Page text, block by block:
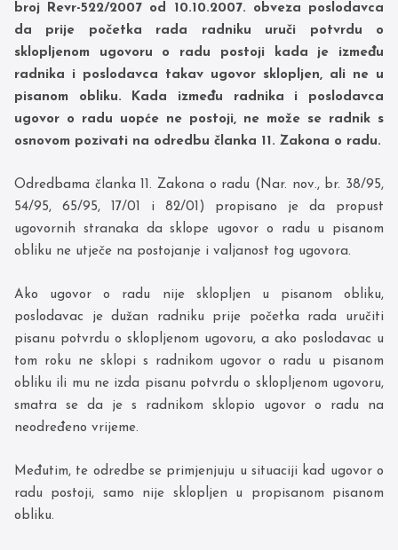
broj Revr-522/2007 od 10.10.2007. obveza poslodavca
da prije početka rada radniku uruči potvrdu o
sklopljenom ugovoru o radu postoji kada je između
radnika i poslodavca takav ugovor sklopljen, ali ne u
pisanom obliku. Kada između radnika i poslodavca
ugovor o radu uopće ne postoji, ne može se radnik s
osnovom pozivati na odredbu članka 11. Zakona o radu.
Odredbama članka 11. Zakona o radu (Nar. nov., br. 38/95,
54/95, 65/95, 17/01 i 82/01) propisano je da propust
ugovornih stranaka da sklope ugovor o radu u pisanom
obliku ne utječe na postojanje i valjanost tog ugovora.
Ako ugovor o radu nije sklopljen u pisanom obliku,
poslodavac je dužan radniku prije početka rada uručiti
pisanu potvrdu o sklopljenom ugovoru, a ako poslodavac u
tom roku ne sklopi s radnikom ugovor o radu u pisanom
obliku ili mu ne izda pisanu potvrdu o sklopljenom ugovoru,
smatra se da je s radnikom sklopio ugovor o radu na
neodređeno vrijeme.
Međutim, te odredbe se primjenjuju u situaciji kad ugovor o
radu postoji, samo nije sklopljen u propisanom pisanom
obliku.